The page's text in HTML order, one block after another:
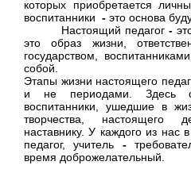
которых приобретается
воспитанники - это основа
Настоящий педагог-
это образ жизни,
государством,
собой.
Этапы жизни настоящего
и не периодами. Здесь
воспитанники, ушедшие в
творчества, настоящего
наставнику. У каждого из нас
педагог, учитель -
время доброжелательный.